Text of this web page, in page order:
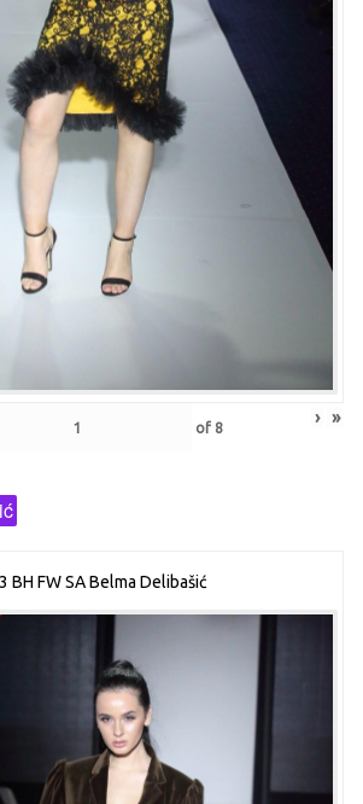
of 8 › »
BH FW SA Belma Delibašić